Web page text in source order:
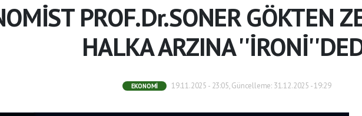
PROF.Dr.SONER GÖKTEN
HALKA ARZINA
EKONOMI 19.11.2025 - 23:05, Güncelleme: 31.12.2025 - 19:29